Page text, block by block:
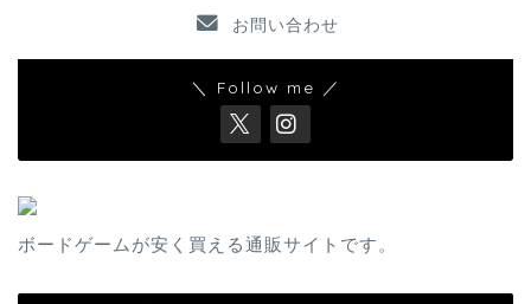
お問い合わせ
＼ Follow me ／
ボードゲームが安く買える通販サイトです。